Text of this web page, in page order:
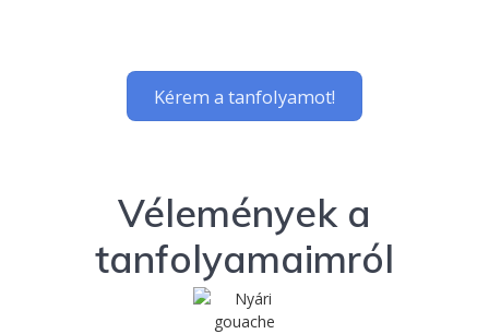
Vélemények a
tanfolyamaimról